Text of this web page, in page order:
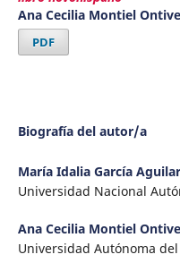
Ana Cecilia Montiel
PDF
Biografía del autor/a
María Idalia García
Universidad Nacional
Ana Cecilia Montiel
Universidad Autónoma